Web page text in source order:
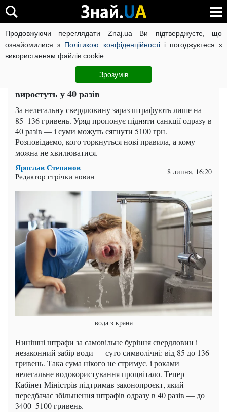
Продовжуючи переглядати Znaj.ua Ви підтверджуєте, що
ознайомилися з Політикою конфіденційностіі погоджуєтеся з
використанням файлів cookie.
Зрозумів
ВІЙНА РОСІЇ ПРОТИ УКРАЇНИ КОРОНАВІРУС В УКРАЇНІ
ЧИТАТЬ НА РУССКОМ
Штрафи за воду злетять до 5100 грн: суми
виростуть у 40 разів
За нелегальну свердловину зараз штрафують лише на
85–136 гривень. Уряд пропонує підняти санкції одразу в
40 разів — і суми можуть сягнути 5100 грн.
Розповідаємо, кого торкнуться нові правила, а кому
можна не хвилюватися.
Ярослав Степанов
Редактор стрічки новин 8 липня, 16:20
вода з крана
Нинішні штрафи за самовільне буріння свердловин і
незаконний забір води — суто символічні: від 85 до 136
гривень. Така сума нікого не стримує, і роками
нелегальне водокористування процвітало. Тепер
Кабінет Міністрів підтримав законопроєкт, який
передбачає збільшення штрафів одразу в 40 разів — до
3400–5100 гривень.